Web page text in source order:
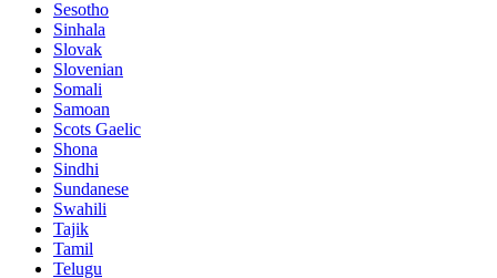
Sesotho
Sinhala
Slovak
Slovenian
Somali
Samoan
Scots Gaelic
Shona
Sindhi
Sundanese
Swahili
Tajik
Tamil
Telugu